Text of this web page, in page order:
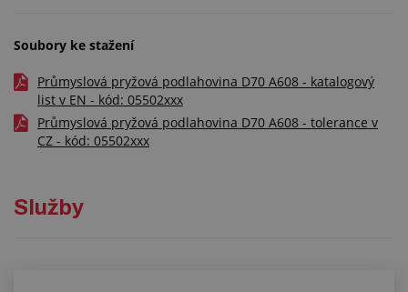
Soubory ke stažení
Průmyslová pryžová podlahovina D70 A608 - katalogový
list v EN - kód: 05502xxx
Průmyslová pryžová podlahovina D70 A608 - tolerance v
CZ - kód: 05502xxx
Služby